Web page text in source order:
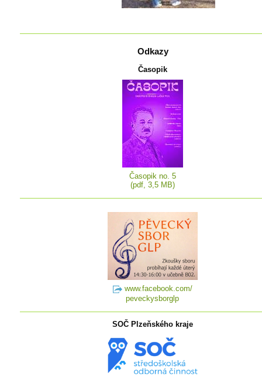
Odkazy
Časopik
Časopik no. 5
(pdf, 3,5 MB)
www.facebook.com/
peveckysborglp
SOČ Plzeňského kraje